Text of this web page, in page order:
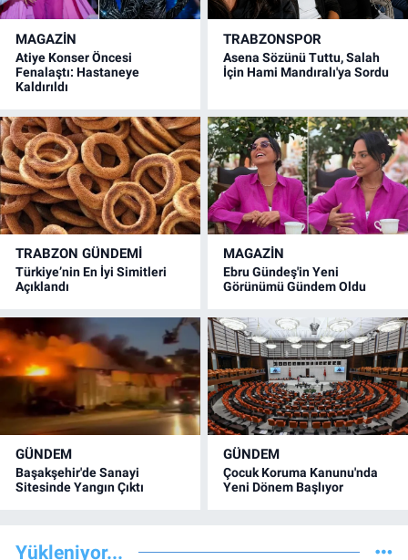
MAGAZİN
Atiye Konser Öncesi
Fenalaştı: Hastaneye
Kaldırıldı
TRABZONSPOR
Asena Sözünü Tuttu, Salah
İçin Hami Mandıralı'ya Sordu
TRABZON GÜNDEMİ
Türkiye’nin En İyi Simitleri
Açıklandı
MAGAZİN
Ebru Gündeş'in Yeni
Görünümü Gündem Oldu
GÜNDEM
Başakşehir'de Sanayi
Sitesinde Yangın Çıktı
GÜNDEM
Çocuk Koruma Kanunu'nda
Yeni Dönem Başlıyor
Yükleniyor...